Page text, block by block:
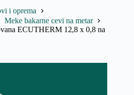
i oprema
Meke bakarne cevi na metar
ECUTHERM 12,8 x 0,8 na